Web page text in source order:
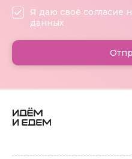
Я даю своё согласие
данных